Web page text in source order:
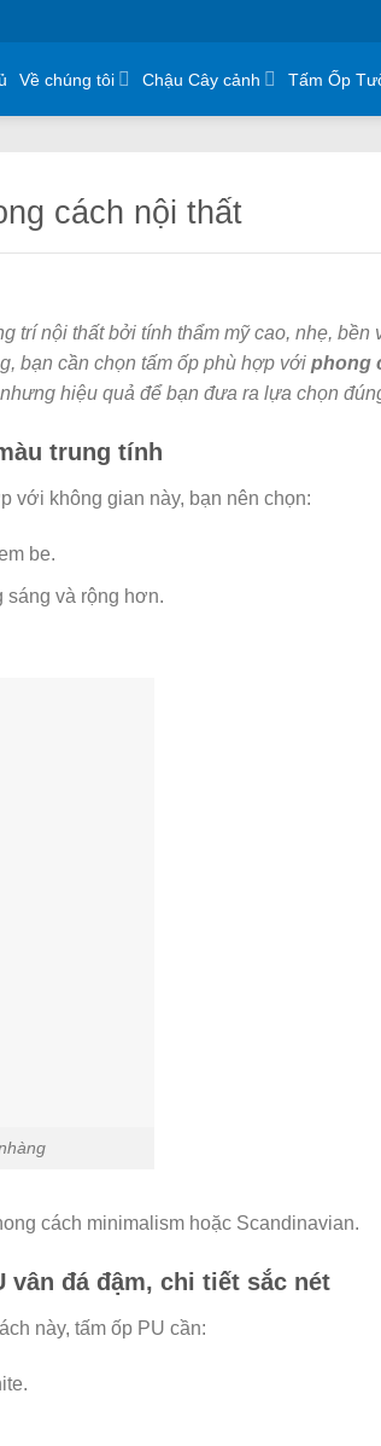
Về chúng tôi Chậu Cây cảnh Tấm Ốp
cách nội thất
trí nội thất bởi tính thẩm mỹ cao, nhẹ, bền
bạn cần chọn tấm ốp phù hợp với phong
hiệu quả để bạn đưa ra lựa chọn
trung tính
với không gian này, bạn nên chọn:
be.
sáng và rộng hơn.
cách minimalism hoặc Scandinavian.
vân đá đậm, chi tiết sắc nét
này, tấm ốp PU cần: